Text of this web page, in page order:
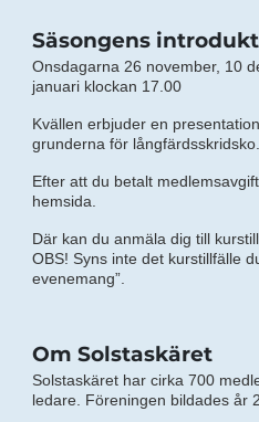
Säsongens
Onsdagarna 26 november, 10
januari klockan 17.00
Kvällen erbjuder en
grunderna för långfärdsskridsko.
Efter att du betalt
hemsida.
Där kan du anmäla dig till
OBS! Syns inte det kurstillfälle
evenemang”.
Om Solstaskäret
Solstaskäret har cirka 700
ledare. Föreningen bildades år